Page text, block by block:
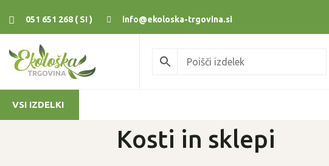
051 651 268 ( SI ) info@ekoloska-trgovina.si
VSI IZDELKI
Kosti in sklepi